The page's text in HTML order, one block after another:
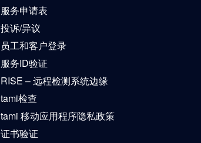
服务申请表
投诉/异议
员工和客户登录
服务ID验证
RISE – 远程检测系统边缘
tami检查
tami 移动应用程序隐私政策
证书验证